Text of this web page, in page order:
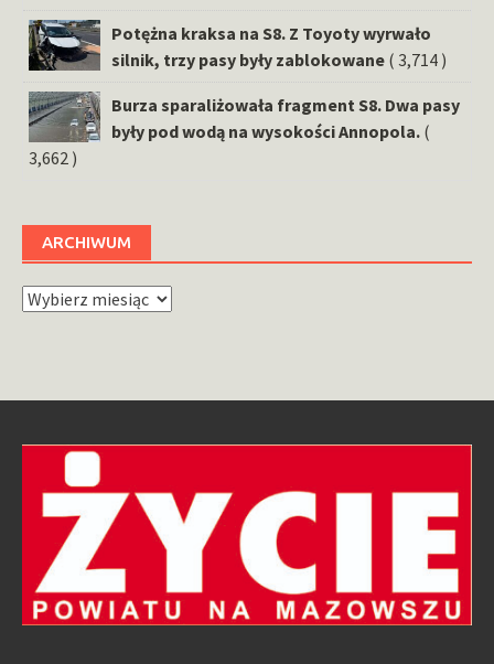
Potężna kraksa na S8. Z Toyoty wyrwało
silnik, trzy pasy były zablokowane ( 3,714 )
Burza sparaliżowała fragment S8. Dwa pasy
były pod wodą na wysokości Annopola. (
3,662 )
ARCHIWUM
Archiwum